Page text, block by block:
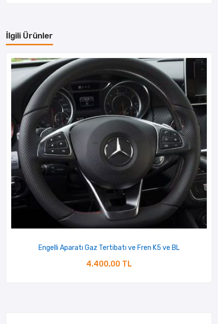
İlgili Ürünler
Engelli Aparatı Gaz Tertibatı ve Fren K5 ve BL
4.400,00 TL